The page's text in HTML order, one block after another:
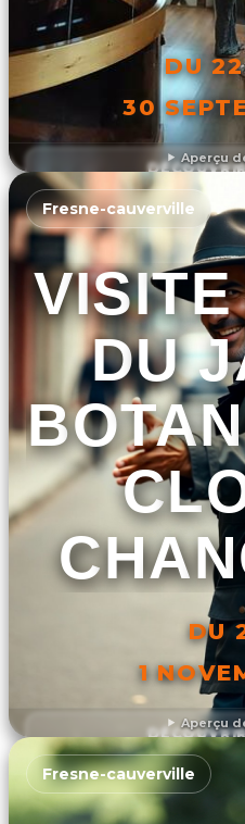
Aperçu
DU
30
Aperçu
Fresne-cauverville
DU
DU
1
Fresne-cauverville